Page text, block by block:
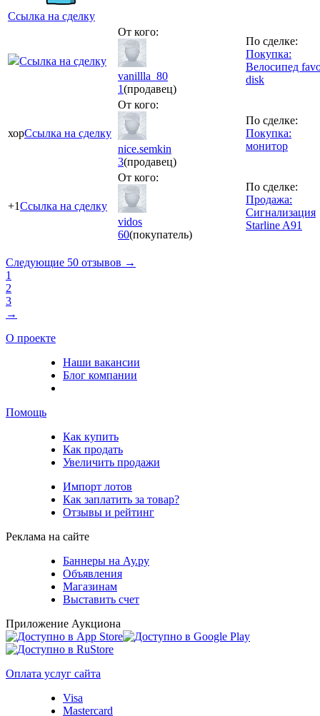
Ссылка на сделку
Ссылка на сделку
От кого:
vanillla_80
1(продавец)
По сделке:
Покупка:
Велосипед
disk
хорСсылка на сделку
От кого:
nice.semkin
3(продавец)
По сделке:
Покупка:
монитор
+1Ссылка на сделку
От кого:
vidos
60(покупатель)
По сделке:
Продажа:
Сигнализация
Starline A91
Следующие 50 отзывов →
1
2
3
→
О проекте
Наши вакансии
Блог компании
Помощь
Как купить
Как продать
Увеличить продажи
Импорт лотов
Как заплатить за товар?
Отзывы и рейтинг
Реклама на сайте
Баннеры на Ау.ру
Объявления
Магазинам
Выставить счет
Приложение Аукциона
Оплата услуг сайта
Visa
Mastercard